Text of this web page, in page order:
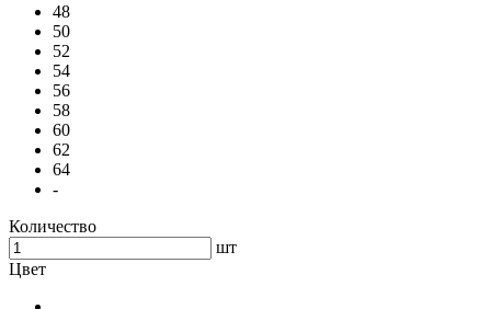
48
50
52
54
56
58
60
62
64
-
Количество
шт
Цвет